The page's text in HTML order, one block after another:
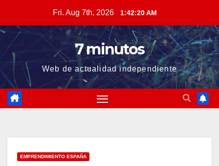
content
Fri. Aug 7th, 2026 1:42:20 AM
7 minutos
Web de actualidad independiente
EMPRENDIMIENTO ESPAÑA